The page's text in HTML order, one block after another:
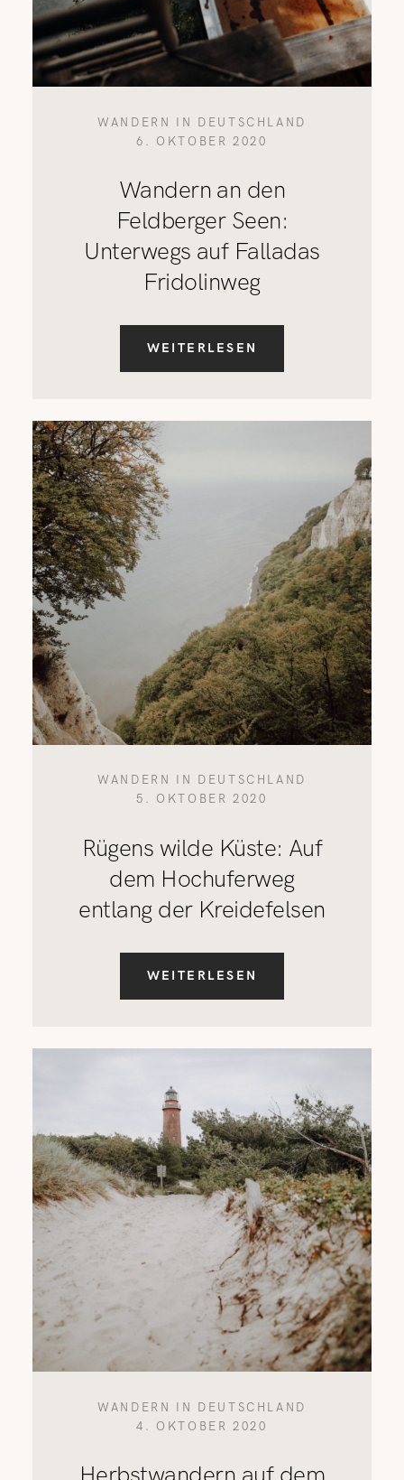
WANDERN IN DEUTSCHLAND
6. OKTOBER 2020
Wandern an den
Feldberger Seen:
Unterwegs auf Falladas
Fridolinweg
WEITERLESEN
WANDERN IN DEUTSCHLAND
5. OKTOBER 2020
Rügens wilde Küste: Auf
dem Hochuferweg
entlang der Kreidefelsen
WEITERLESEN
WANDERN IN DEUTSCHLAND
4. OKTOBER 2020